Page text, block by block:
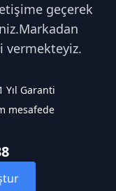
geçerek
vermekteyiz.
Yıl Garanti
mesafede